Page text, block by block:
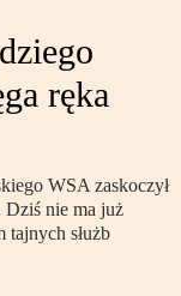
ręka
WSA zaskoczył
Dziś nie ma już
tajnych służb